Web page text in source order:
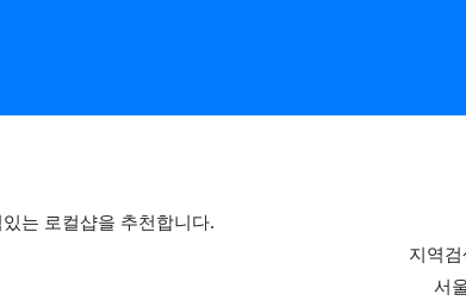
는 로컬샵을 추천합니다.
지역검
서